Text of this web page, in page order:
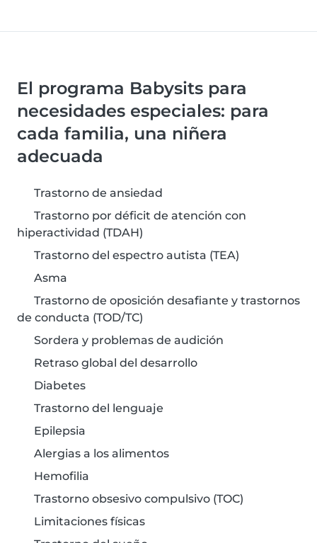
El programa Babysits para
necesidades especiales: para
cada familia, una niñera
adecuada
Trastorno de ansiedad
Trastorno por déficit de atención con
hiperactividad (TDAH)
Trastorno del espectro autista (TEA)
Asma
Trastorno de oposición desafiante y trastornos
de conducta (TOD/TC)
Sordera y problemas de audición
Retraso global del desarrollo
Diabetes
Trastorno del lenguaje
Epilepsia
Alergias a los alimentos
Hemofilia
Trastorno obsesivo compulsivo (TOC)
Limitaciones físicas